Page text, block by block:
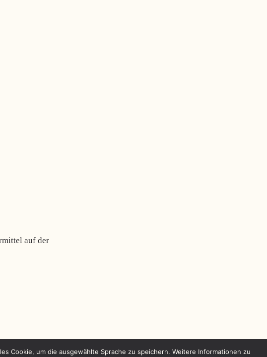
Cookie, um die ausgewählte Sprache zu speichern. Weitere Informationen zu